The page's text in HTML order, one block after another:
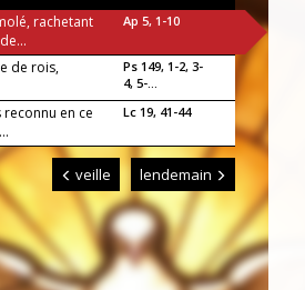
rachetant
Ap 5, 1-10
de rois,
Ps 149, 1-2, 3-
4, 5-...
reconnu en ce
Lc 19, 41-44
veille lendemain